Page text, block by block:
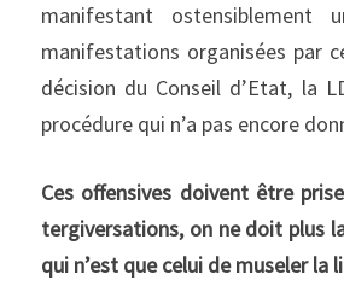
manifestant ostensiblement
manifestations organisées par
décision du Conseil d’Etat, la
procédure qui n’a pas encore
Ces offensives doivent être
tergiversations, on ne doit plus
qui n’est que celui de museler la